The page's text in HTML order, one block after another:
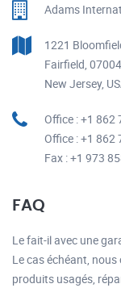
Adams
1221
Fairfield, 07004
New Jersey,
Office : +1 862
Office : +1 862
Fax : +1 973
FAQ
Le fait-il avec une
Le cas échéant,
produits usagés,